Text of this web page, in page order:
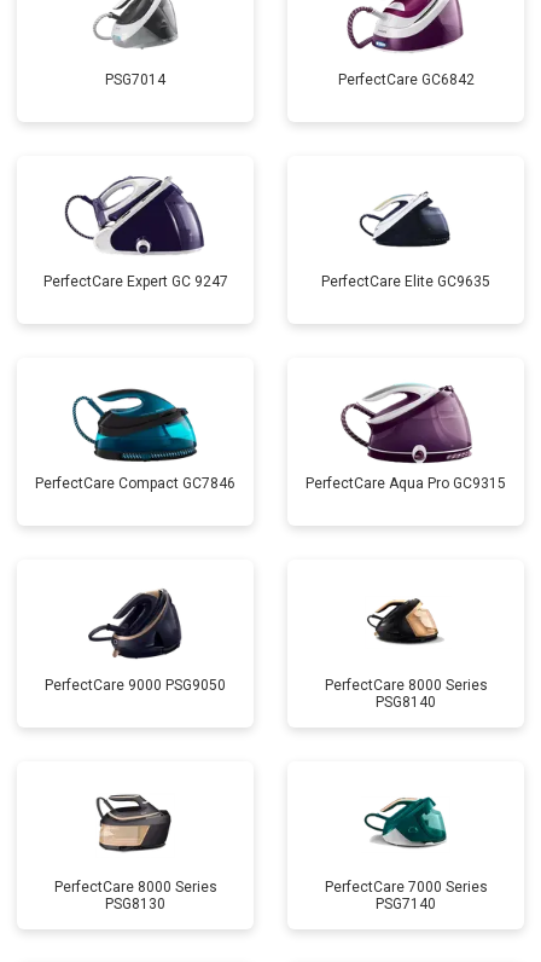
PSG7014 PerfectCare GC6842
PerfectCare Expert GC 9247 PerfectCare Elite GC9635
PerfectCare Compact GC7846 PerfectCare Aqua Pro GC9315
PerfectCare 9000 PSG9050
PerfectCare 8000 Series
PSG8140
PerfectCare 8000 Series
PSG8130
PerfectCare 7000 Series
PSG7140